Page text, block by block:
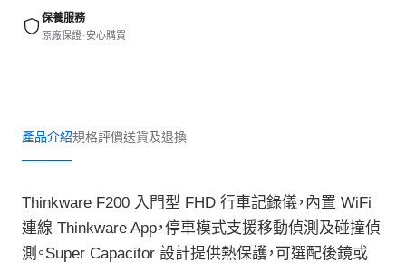
保養服務
原廠保證 · 安心購買
產品介紹規格評價送貨及退換
Thinkware F200 入門型 FHD 行車記錄儀，內置 WiFi
連線 Thinkware App，停車模式支援移動偵測及碰撞偵
測。Super Capacitor 設計提供熱保護，可選配後鏡或